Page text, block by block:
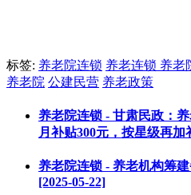
标签: 养老院连锁 养老连锁 养老
养老院 公建民营 养老政策
养老院连锁 - 甘肃民政：
月补贴300元，按星级再加
养老院连锁 - 养老机构筹
[2025-05-22]